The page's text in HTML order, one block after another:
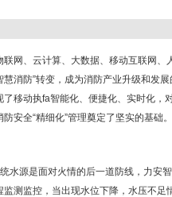
网、云计算、大数据、移动互联网
慧消防”转变，成为消防产业升级和发
移动执fa智能化、便捷化、实时化
安全“精细化”管理奠定了坚实的基础。
水源是面对火情的后一道防线，力安
测监控，当出现水位下降，水压不